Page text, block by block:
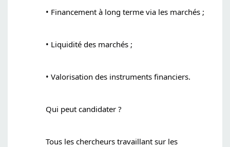
		• Financement à long terme via les marchés ;
		• Liquidité des marchés ;
		• Valorisation des instruments financiers.
		Qui peut candidater ?